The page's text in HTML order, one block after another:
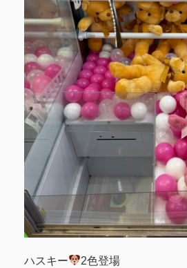
ハスキー
2色登場